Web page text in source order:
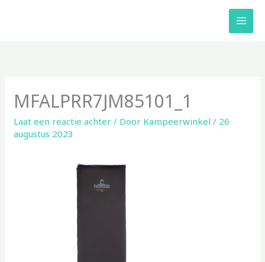
MFALPRR7JM85101_1
Laat een reactie achter / Door Kampeerwinkel/ 26
augustus 2023